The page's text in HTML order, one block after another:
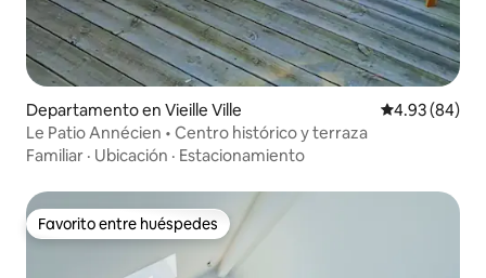
Departamento en Vieille Ville Calificación
4.93 (84)
Le Patio Annécien • Centro histórico y terraza
Familiar · Ubicación · Estacionamiento
Favorito entre huéspedes
Favorito entre huéspedes